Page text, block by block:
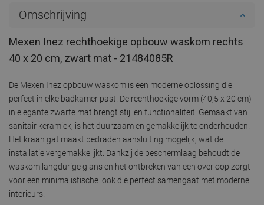
Omschrijving
Mexen Inez rechthoekige opbouw waskom rechts
40 x 20 cm, zwart mat - 21484085R
De Mexen Inez opbouw waskom is een moderne oplossing die
perfect in elke badkamer past. De rechthoekige vorm (40,5 x 20 cm)
in elegante zwarte mat brengt stijl en functionaliteit. Gemaakt van
sanitair keramiek, is het duurzaam en gemakkelijk te onderhouden.
Het kraan gat maakt bedraden aansluiting mogelijk, wat de
installatie vergemakkelijkt. Dankzij de beschermlaag behoudt de
waskom langdurige glans en het ontbreken van een overloop zorgt
voor een minimalistische look die perfect samengaat met moderne
interieurs.